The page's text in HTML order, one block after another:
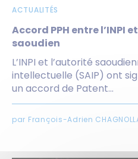
ACTUALITÉS
Accord PPH entre l’INPI
saoudien
L’INPI et l’autorité
intellectuelle (SAIP) ont
un accord de Patent...
par François-Adrien